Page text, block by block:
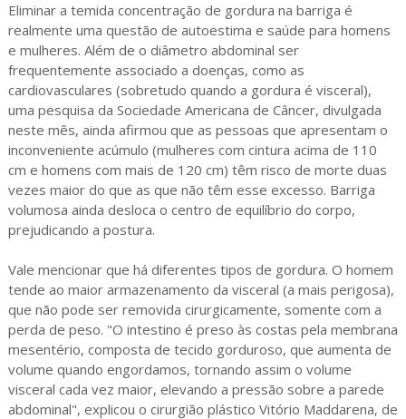
Eliminar a temida concentração de gordura na barriga é
realmente uma questão de autoestima e saúde para homens
e mulheres. Além de o diâmetro abdominal ser
frequentemente associado a doenças, como as
cardiovasculares (sobretudo quando a gordura é visceral),
uma pesquisa da Sociedade Americana de Câncer, divulgada
neste mês, ainda afirmou que as pessoas que apresentam o
inconveniente acúmulo (mulheres com cintura acima de 110
cm e homens com mais de 120 cm) têm risco de morte duas
vezes maior do que as que não têm esse excesso. Barriga
volumosa ainda desloca o centro de equilíbrio do corpo,
prejudicando a postura.
Vale mencionar que há diferentes tipos de gordura. O homem
tende ao maior armazenamento da visceral (a mais perigosa),
que não pode ser removida cirurgicamente, somente com a
perda de peso. "O intestino é preso às costas pela membrana
mesentério, composta de tecido gorduroso, que aumenta de
volume quando engordamos, tornando assim o volume
visceral cada vez maior, elevando a pressão sobre a parede
abdominal", explicou o cirurgião plástico Vitório Maddarena, de